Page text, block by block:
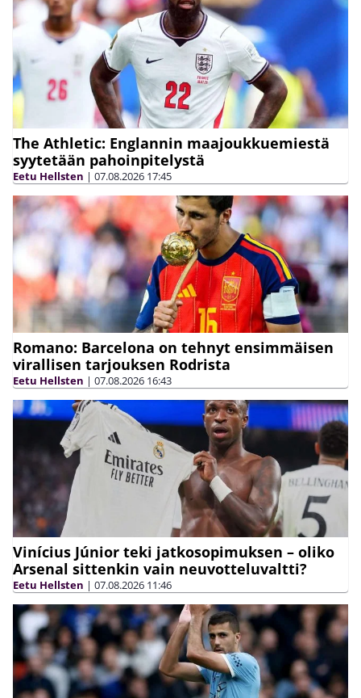
The Athletic: Englannin maajoukkuemiestä
syytetään pahoinpitelystä
Eetu Hellsten | 07.08.2026 17:45
Romano: Barcelona on tehnyt ensimmäisen
virallisen tarjouksen Rodrista
Eetu Hellsten | 07.08.2026 16:43
Vinícius Júnior teki jatkosopimuksen – oliko
Arsenal sittenkin vain neuvotteluvaltti?
Eetu Hellsten | 07.08.2026 11:46